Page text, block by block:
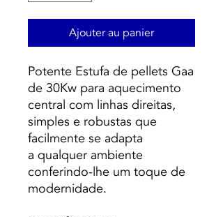
Ajouter au panier
Potente Estufa de pellets Gaa
de 30Kw para aquecimento
central com linhas direitas,
simples e robustas que
facilmente se adapta
a qualquer ambiente
conferindo-lhe um toque de
modernidade.